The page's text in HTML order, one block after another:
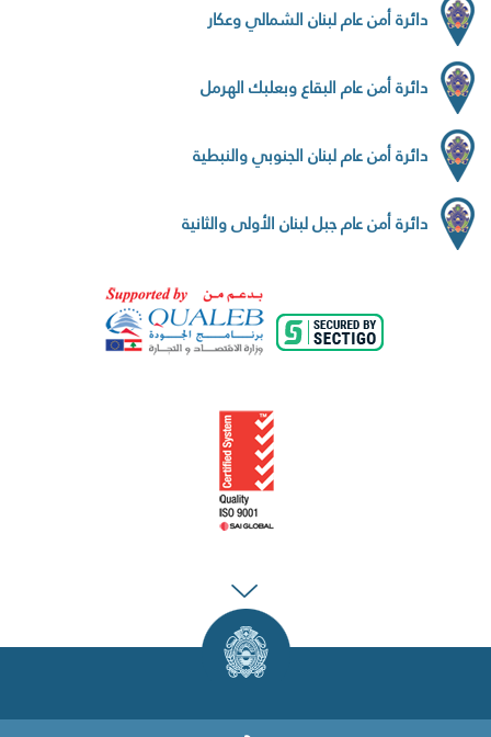
دائرة أمن عام لبنان الشمالي وعكار
دائرة أمن عام البقاع وبعلبك الهرمل
دائرة أمن عام لبنان الجنوبي والنبطية
دائرة أمن عام جبل لبنان الأولى والثانية